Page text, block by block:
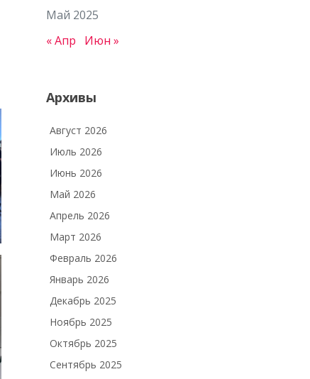
Май 2025
« Апр Июн »
Архивы
Август 2026
Июль 2026
Июнь 2026
Май 2026
Апрель 2026
Март 2026
Февраль 2026
Январь 2026
Декабрь 2025
Ноябрь 2025
Октябрь 2025
Сентябрь 2025